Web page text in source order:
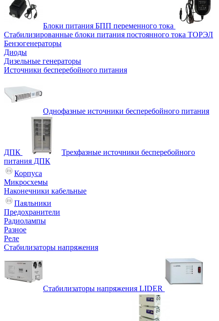
Блоки питания БПП переменного тока
Стабилизированные блоки питания постоянного тока ТОРЭЛ
Бензогенераторы
Диоды
Дизельные генераторы
Источники бесперебойного питания
Однофазные источники бесперебойного питания
ДПК
Трехфазные источники бесперебойного
питания ДПК
Корпуса
Микросхемы
Наконечники кабельные
Паяльники
Предохранители
Радиолампы
Разное
Реле
Стабилизаторы напряжения
Стабилизаторы напряжения LIDER